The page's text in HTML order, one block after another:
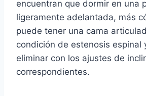
encuentran que dormir en una
ligeramente adelantada, más
puede tener una cama
condición de estenosis espinal
eliminar con los ajustes de
correspondientes.